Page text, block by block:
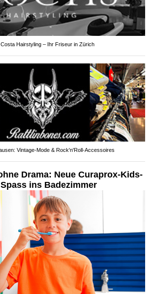
Hairstyling – Ihr Friseur in Zürich
Vintage-Mode & Rock'n'Roll-Accessoires
Drama: Neue Curaprox-Kids-
ins Badezimmer